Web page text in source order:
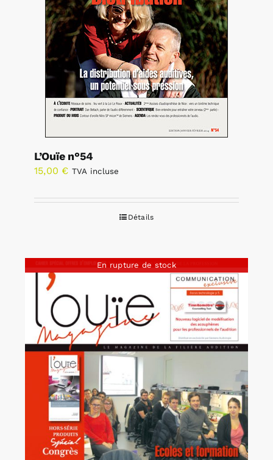
L’Ouïe n°54
15,00 € TVA incluse
Détails
En rupture de stock